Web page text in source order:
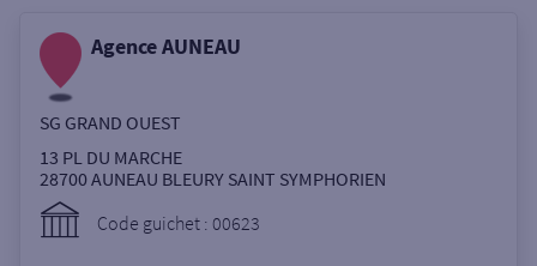
Sélectionnez votre recherche
Ouverte le samedi
Agence AUNEAU
SG GRAND OUEST
13 PL DU MARCHE
28700AUNEAU BLEURY SAINT SYMPHORIEN
Code guichet : 00623